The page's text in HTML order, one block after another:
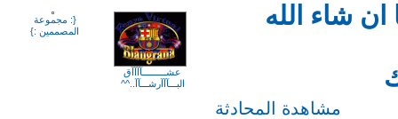
شاء الله
مشاهدة المحادثة
عشـــــــــآآآآق
البـــآآآرشـــآآ..^^
{: مجموعة
المصممين :}